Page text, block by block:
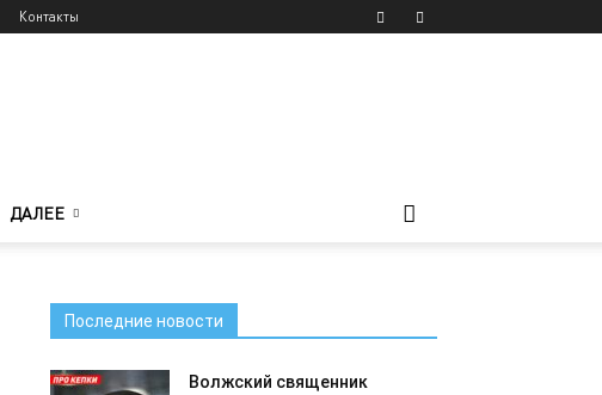
Контакты
ДАЛЕЕ
Последние новости
Волжский священник